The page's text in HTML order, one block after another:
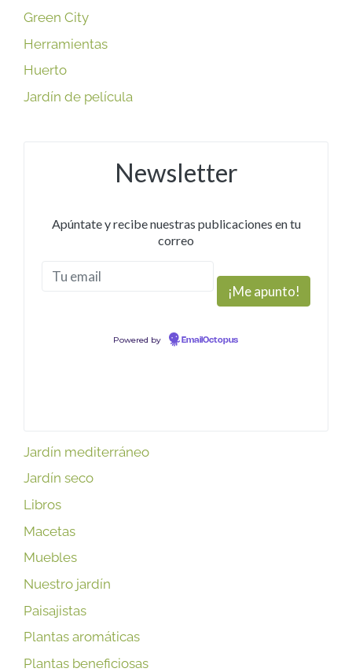
Green City
Herramientas
Huerto
Jardín de película
Newsletter
Apúntate y recibe nuestras publicaciones en tu
correo
Powered by EmailOctopus
Jardín mediterráneo
Jardín seco
Libros
Macetas
Muebles
Nuestro jardín
Paisajistas
Plantas aromáticas
Plantas beneficiosas